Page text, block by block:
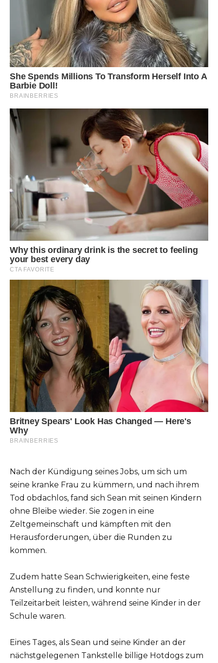
Nach der Kündigung seines Jobs, um sich um
seine kranke Frau zu kümmern, und nach ihrem
Tod obdachlos, fand sich Sean mit seinen Kindern
ohne Bleibe wieder. Sie zogen in eine
Zeltgemeinschaft und kämpften mit den
Herausforderungen, über die Runden zu
kommen.
Zudem hatte Sean Schwierigkeiten, eine feste
Anstellung zu finden, und konnte nur
Teilzeitarbeit leisten, während seine Kinder in der
Schule waren.
Eines Tages, als Sean und seine Kinder an der
nächstgelegenen Tankstelle billige Hotdogs zum